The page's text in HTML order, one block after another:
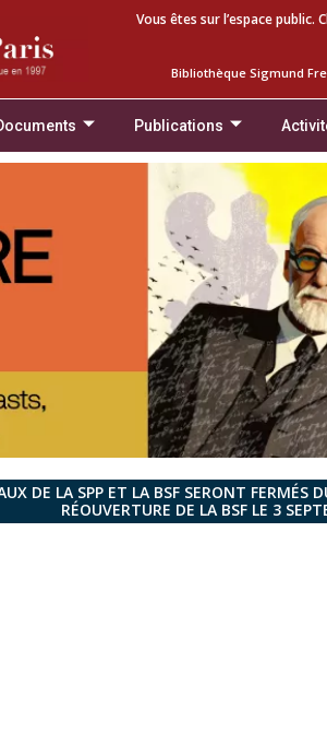
Vous êtes sur l’espace public.
Bibliothèque Sigmund
Publications
DE LA SPP ET LA BSF SERONT FERMÉS
RÉOUVERTURE DE LA BSF LE 3